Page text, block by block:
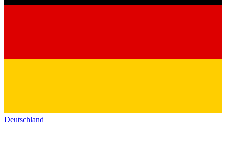
Deutschland